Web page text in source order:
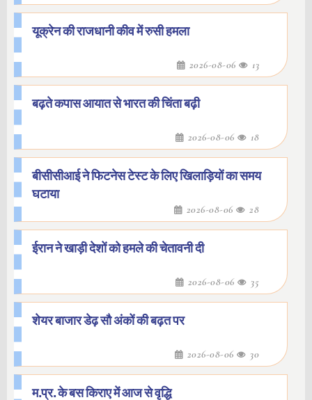
यूक्रेन की राजधानी कीव में रुसी हमला
2026-08-06 13
बढ़ते कपास आयात से भारत की चिंता बढ़ी
2026-08-06 18
बीसीसीआई ने फिटनेस टेस्ट के लिए खिलाड़ियों का समय
घटाया
2026-08-06 28
ईरान ने खाड़ी देशों को हमले की चेतावनी दी
2026-08-06 35
शेयर बाजार डेढ़ सौ अंकों की बढ़त पर
2026-08-06 30
म.प्र. के बस किराए में आज से वृद्धि